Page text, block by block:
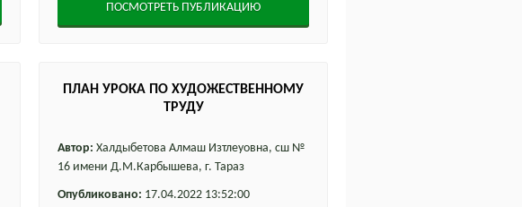
ПОСМОТРЕТЬ ПУБЛИКАЦИЮ
ПЛАН УРОКА ПО ХУДОЖЕСТВЕННОМУ
ТРУДУ
Автор: Халдыбетова Алмаш Изтлеуовна, сш №
16 имени Д.М.Карбышева, г. Тараз
Опубликовано: 17.04.2022 13:52:00